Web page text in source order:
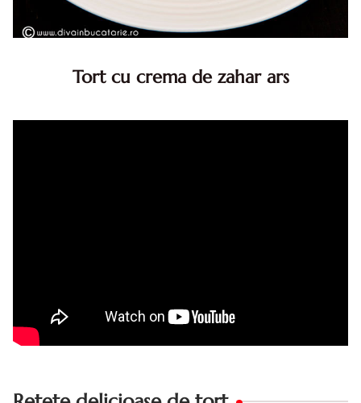
Tort cu crema de zahar ars